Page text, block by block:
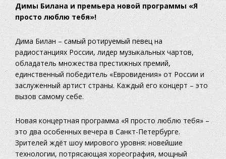
Димы Билана и премьера новой программы «Я
просто люблю тебя»!
Дима Билан – самый ротируемый певец на
радиостанциях России, лидер музыкальных чартов,
обладатель множества престижных премий,
единственный победитель «Евровидения» от России и
заслуженный артист страны. Каждый его концерт – это
вызов самому себе.
Новая концертная программа «Я просто люблю тебя» –
это два особенных вечера в Санкт-Петербурге.
Зрителей ждёт шоу мирового уровня: новейшие
технологии, потрясающая хореография, мощный